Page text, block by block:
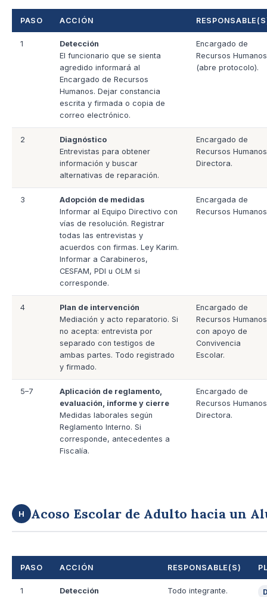
PASO ACCIÓN
1
Detección
El funcionario que se sienta
agredido informará al
Encargado de Recursos
Humanos. Dejar constancia
escrita y firmada o copia de
correo electrónico.
Encargado de
Recursos Humanos
(abre protocolo).
2
Diagnóstico
Entrevistas para obtener
información y buscar
alternativas de reparación.
Encargado de
Recursos
Directora.
3
Adopción de medidas
Informar al Equipo Directivo con
vías de resolución. Registrar
todas las entrevistas y
acuerdos con firmas. Ley Karim.
Informar a Carabineros,
CESFAM, PDI u OLM si
corresponde.
Encargada de
Recursos
4
Plan de intervención
Mediación y acto reparatorio. Si
no acepta: entrevista por
separado con testigos de
ambas partes. Todo registrado
y firmado.
Encargado de
Recursos Humanos
con apoyo de
Convivencia
Escolar.
5–7
Aplicación de reglamento,
evaluación, informe y cierre
Medidas laborales según
Reglamento Interno. Si
corresponde, antecedentes a
Fiscalía.
Encargado de
Recursos
Directora.
H Acoso Escolar de Adulto hacia un
PASO ACCIÓN RESPONSABLE(S)
1
Detección
Todo integrante.